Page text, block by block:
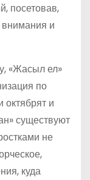
посетовав,
внимания и
«Жасыл ел»
по
октябрят и
существуют
не
куда